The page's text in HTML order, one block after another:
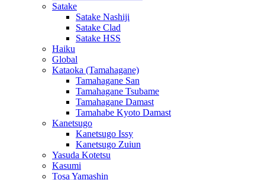
Satake
Satake Nashiji
Satake Clad
Satake HSS
Haiku
Global
Kataoka (Tamahagane)
Tamahagane San
Tamahagane Tsubame
Tamahagane Damast
Tamahabe Kyoto Damast
Kanetsugo
Kanetsugo Issy
Kanetsugo Zuiun
Yasuda Kotetsu
Kasumi
Tosa Yamashin